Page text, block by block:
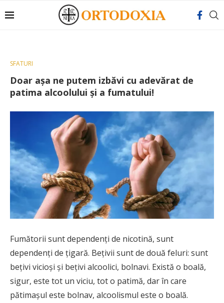
SFATURI
Doar așa ne putem izbăvi cu adevărat de
patima alcoolului și a fumatului!
Fumătorii sunt dependenţi de nicotină, sunt
dependenţi de ţigară. Beţivii sunt de două feluri: sunt
beţivi vicioşi şi beţivi alcoolici, bolnavi. Există o boală,
sigur, este tot un viciu, tot o patimă, dar în care
pătimaşul este bolnav, alcoolismul este o boală.